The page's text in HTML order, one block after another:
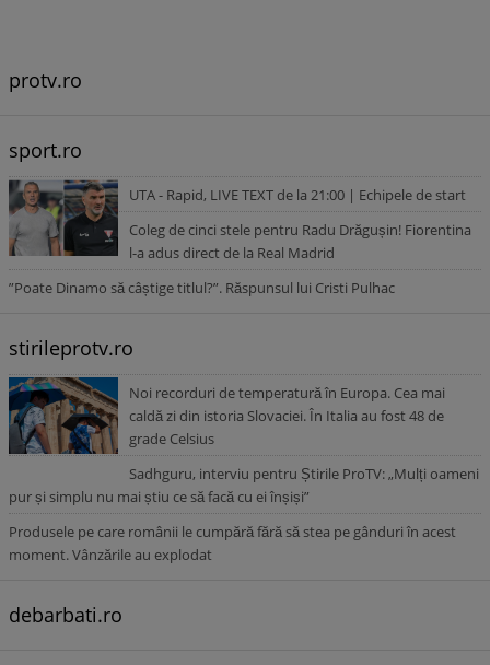
protv.ro
sport.ro
UTA - Rapid, LIVE TEXT de la 21:00 | Echipele de start
Coleg de cinci stele pentru Radu Drăgușin! Fiorentina
l-a adus direct de la Real Madrid
”Poate Dinamo să câștige titlul?”. Răspunsul lui Cristi Pulhac
stirileprotv.ro
Noi recorduri de temperatură în Europa. Cea mai
caldă zi din istoria Slovaciei. În Italia au fost 48 de
grade Celsius
Sadhguru, interviu pentru Știrile ProTV: „Mulți oameni
pur și simplu nu mai știu ce să facă cu ei înșiși”
Produsele pe care românii le cumpără fără să stea pe gânduri în acest
moment. Vânzările au explodat
debarbati.ro